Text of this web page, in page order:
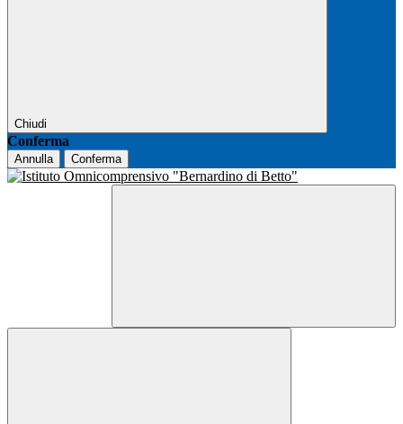
Chiudi
Conferma
Annulla Conferma